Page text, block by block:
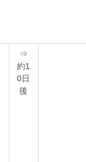
⇒
約1
0日
後